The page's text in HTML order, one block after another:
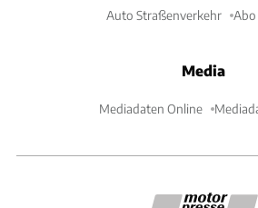
Auto Straßenverkehr
Media
Mediadaten Online